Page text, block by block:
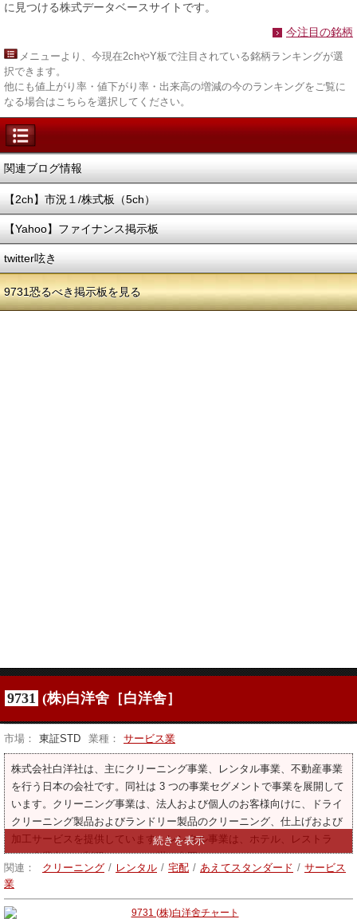
に見つける株式データベースサイトです。
今注目の銘柄
メニューより、今現在2chやY板で注目されている銘柄ランキングが選
択できます。
他にも値上がり率・値下がり率・出来高の増減の今のランキングをご覧に
なる場合はこちらを選択してください。
関連ブログ情報
【2ch】市況１/株式板（5ch）
【Yahoo】ファイナンス掲示板
twitter呟き
9731恐るべき掲示板を見る
9731 (株)白洋舍［白洋舎］
市場： 東証STD 業種： サービス業
株式会社白洋社は、主にクリーニング事業、レンタル事業、不動産事業
を行う日本の会社です。同社は 3 つの事業セグメントで事業を展開して
います。クリーニング事業は、法人および個人のお客様向けに、ドライ
クリーニング製品およびランドリー製品のクリーニング、仕上げおよび
加工サービスを提供しています。レンタル事業は、ホテル、レストラ
ン、企業向けに制服、シーツ、掛け布団カバーなどのレンタルとクリー
ニングを行う。不動産事業は不動産の賃貸・管理・仲介を行う。ハウス
クリーニング事業、モップ・マットのレンタル、洗濯機の販売・メンテ
ナンス、ユニフォームや各種洗濯資材の製造・販売も行っております。
関連： クリーニング / レンタル / 宅配 / あえてスタンダード / サービス
業